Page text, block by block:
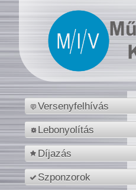
Versenyfelhívás
Lebonyolítás
Díjazás
Szponzorok